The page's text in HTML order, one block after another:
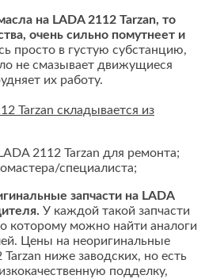
на LADA 2112 Tarzan, то
очень сильно помутнеет и
просто в густую субстанцию,
не смазывает движущиеся
их работу.
Tarzan складывается из
2112 Tarzan для ремонта;
специалиста;
запчасти на LADA
У каждой такой запчасти
которому можно найти аналоги
Цены на неоригинальные
ниже заводских, но есть
подделку,